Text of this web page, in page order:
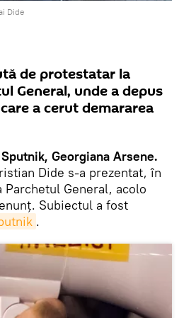
Dide
de protestatar la
General, unde a depus
a cerut demararea
Georgiana Arsene.
Dide s-a prezentat, în
General, acolo
Subiectul a fost
.